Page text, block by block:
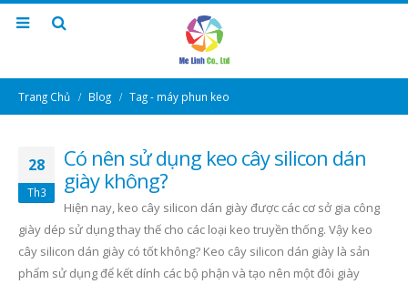
Trang Chủ Blog Tag - máy phun keo
28
Th3
Có nên sử dụng keo cây silicon dán
giày không?
Hiện nay, keo cây silicon dán giày được các cơ sở gia công
giày dép sử dụng thay thế cho các loại keo truyền thống. Vậy keo
cây silicon dán giày có tốt không? Keo cây silicon dán giày là sản
phẩm sử dụng để kết dính các bộ phận và tạo nên một đôi giày